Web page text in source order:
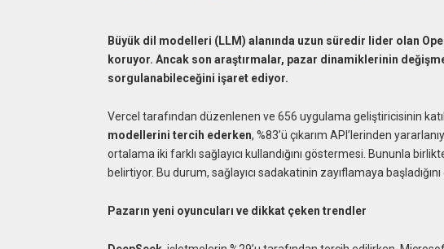
Büyük dil modelleri (LLM) alanında uzun süredir lider olan
koruyor. Ancak son araştırmalar, pazar dinamiklerinin
sorgulanabileceğini işaret ediyor.
Vercel tarafından düzenlenen ve 656 uygulama geliştiricisinin
modellerini tercih ederken, %83’ü çıkarım API’lerinden
ortalama iki farklı sağlayıcı kullandığını göstermesi. Bununla
belirtiyor. Bu durum, sağlayıcı sadakatinin zayıflamaya
Pazarın yeni oyuncuları ve dikkat çeken trendler